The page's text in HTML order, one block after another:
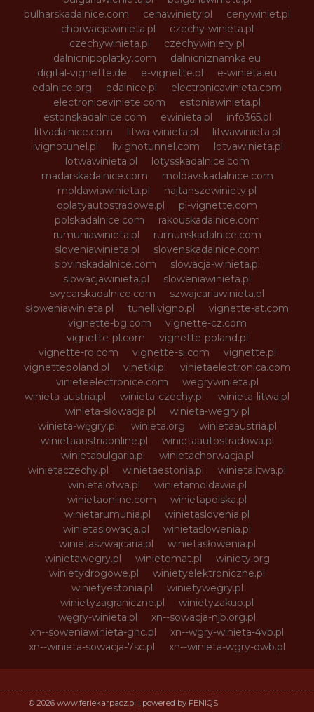
bulharskadalnice.com
cenawiniety.pl
cenywiniet.pl
chorwacjawinieta.pl
czechy-winieta.pl
czechywinieta.pl
czechywiniety.pl
dalnicnipoplatky.com
dalnicniznamka.eu
digital-vignette.de
e-vignette.pl
e-winieta.eu
edalnice.org
edalnice.pl
electronicavinieta.com
electroniceviniete.com
estoniawinieta.pl
estonskadalnice.com
ewinieta.pl
info365.pl
litvadalnice.com
litwa-winieta.pl
litwawinieta.pl
livignotunel.pl
livignotunnel.com
lotvawinieta.pl
lotwawinieta.pl
lotysskadalnice.com
madarskadalnice.com
moldavskadalnice.com
moldawiawinieta.pl
najtanszewiniety.pl
oplatyautostradowe.pl
pl-vignette.com
polskadalnice.com
rakouskadalnice.com
rumuniawinieta.pl
rumunskadalnice.com
sloveniawinieta.pl
slovenskadalnice.com
slovinskadalnice.com
slowacja-winieta.pl
slowacjawinieta.pl
sloweniawinieta.pl
svycarskadalnice.com
szwajcariawinieta.pl
słoweniawinieta.pl
tunellivigno.pl
vignette-at.com
vignette-bg.com
vignette-cz.com
vignette-pl.com
vignette-poland.pl
vignette-ro.com
vignette-si.com
vignette.pl
vignettepoland.pl
vinetki.pl
vinietaelectronica.com
vinieteelectronice.com
wegrywinieta.pl
winieta-austria.pl
winieta-czechy.pl
winieta-litwa.pl
winieta-słowacja.pl
winieta-wegry.pl
winieta-węgry.pl
winieta.org
winietaaustria.pl
winietaaustriaonline.pl
winietaautostradowa.pl
winietabulgaria.pl
winietachorwacja.pl
winietaczechy.pl
winietaestonia.pl
winietalitwa.pl
winietalotwa.pl
winietamoldawia.pl
winietaonline.com
winietapolska.pl
winietarumunia.pl
winietaslovenia.pl
winietaslowacja.pl
winietaslowenia.pl
winietaszwajcaria.pl
winietasłowenia.pl
winietawegry.pl
winietomat.pl
winiety.org
winietydrogowe.pl
winietyelektroniczne.pl
winietyestonia.pl
winietywegry.pl
winietyzagraniczne.pl
winietyzakup.pl
węgry-winieta.pl
xn--sowacja-njb.org.pl
xn--soweniawinieta-gnc.pl
xn--wgry-winieta-4vb.pl
xn--winieta-sowacja-7sc.pl
xn--winieta-wgry-dwb.pl
© 2026 www.feriekarpacz.pl | powered by FENIQS